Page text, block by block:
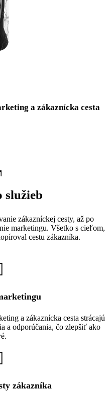
a zákaznícka cesta
služieb
zákazníckej cesty, až po
marketingu. Všetko s cieľom,
cestu zákazníka.
a zákaznícka cesta strácajú
a odporúčania, čo zlepšiť ako
zákazníka